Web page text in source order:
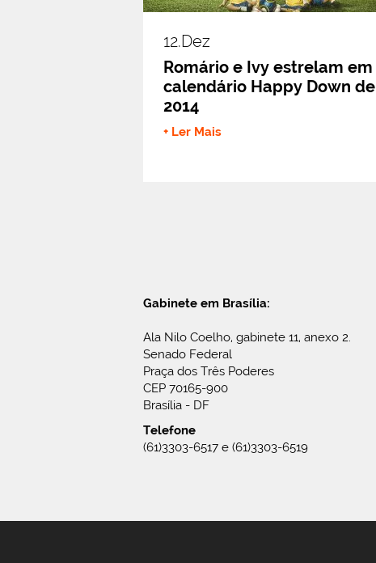
12.dez
Romário e Ivy estrelam em
calendário Happy Down de
2014
+ Ler Mais
Gabinete em Brasília:
Ala Nilo Coelho, gabinete 11, anexo 2.
Senado Federal
Praça dos Três Poderes
CEP 70165-900
Brasília - DF
Telefone
(61)3303-6517 e (61)3303-6519